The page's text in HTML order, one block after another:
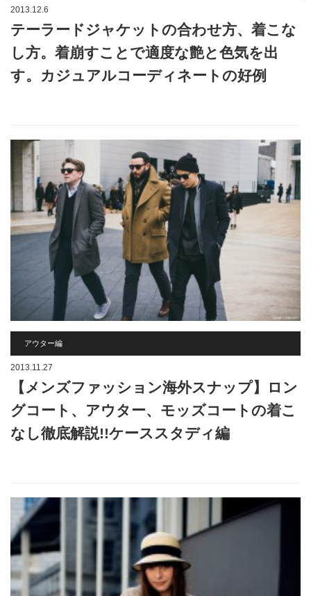
2013.12.6
テーラードジャケットの合わせ方、着こな
し方。着崩すことで適度な艶と色気を出
す。カジュアルコーディネートの好例
アウター編
2013.11.27
【メンズファッション海外スナップ】ロン
グコート、アウター、モッズコートの着こ
なし徹底解説!!ケーススタディ編